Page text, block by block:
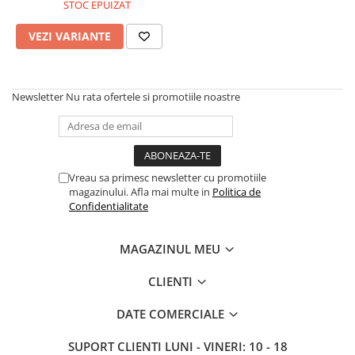
A1370 (11” 2010-2011)
A1465 (11” 2012-2015)
A1466 (13” 2012-2017)
A2179 (13” 2020)
A2681 (M2 13” 2022)
A3113 (M3 13” 2024)
A3240 (M4 13” 2025)
MacBook Pro
A1286 (Unibody 15” 2008-2012)
A1297 (Unibody 17” 2009-2011)
A1342 (Unibody 13” 2009-2010)
A1534 (Retina 12” 2015-2017)
STOC EPUIZAT
VEZI VARIANTE
Newsletter Nu rata ofertele si promotiile noastre
Vreau sa primesc newsletter cu promotiile
magazinului. Afla mai multe in Politica de
Confidentialitate
MAGAZINUL MEU
CLIENTI
DATE COMERCIALE
SUPORT CLIENTI LUNI - VINERI: 10 - 18